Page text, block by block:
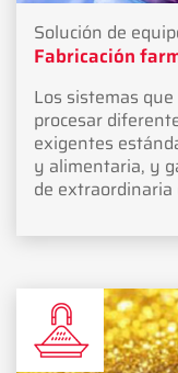
Solución de
Fabricación
Los sistemas
procesar
exigentes
y alimentaria, y
de extraordinaria